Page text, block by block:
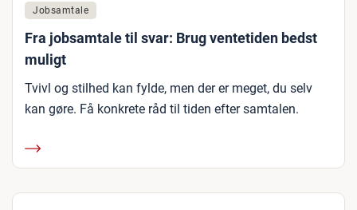
Jobsamtale
Fra jobsamtale til svar: Brug ventetiden bedst
muligt
Tvivl og stilhed kan fylde, men der er meget, du selv
kan gøre. Få konkrete råd til tiden efter samtalen.